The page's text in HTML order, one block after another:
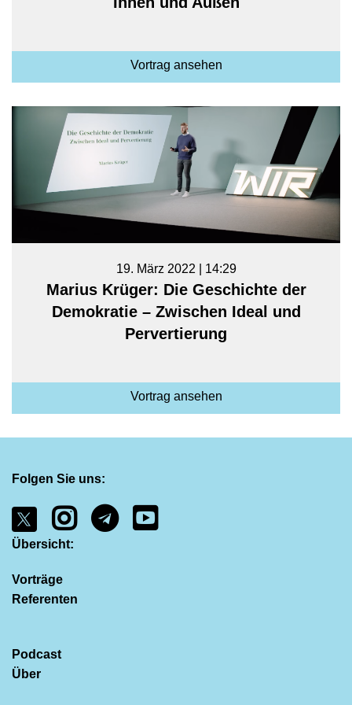
Vortrag ansehen
19. März 2022 | 14:29
Marius Krüger: Die Geschichte der
Demokratie – Zwischen Ideal und
Pervertierung
Vortrag ansehen
Folgen Sie uns:
Übersicht:
Vorträge
Referenten
Podcast
Über